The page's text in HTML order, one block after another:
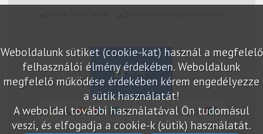
Weboldalunk sütiket (cookie-kat) használ a megfelelő
felhasználói élmény érdekében. Weboldalunk
megfelelő működése érdekében kérem engedélyezze
a sütik használatát!
A weboldal további használatával Ön tudomásul
veszi, és elfogadja a cookie-k (sütik) használatát.